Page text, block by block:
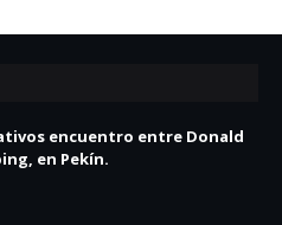
encuentro entre Donald
en Pekín.